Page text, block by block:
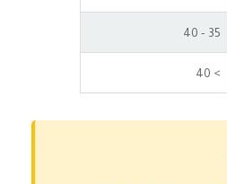
35 - 40
> 40